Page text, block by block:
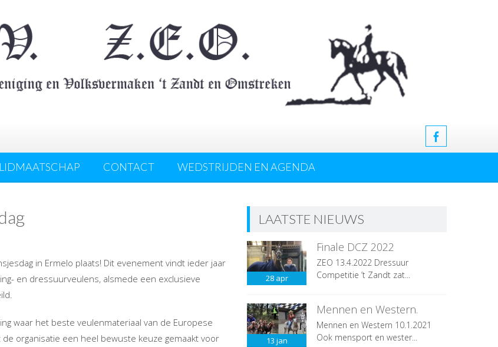
LIDMAATSCHAP CONTACT WEDSTRIJDEN EN AGENDA
in Ermelo plaats! Dit evenement vindt ieder jaar
en dressuurveulens, alsmede een exclusieve
waar het beste veulenmateriaal van de Europese
organisatie een heel bewuste keuze gemaakt voor
LAATSTE NIEUWS
28 apr
Finale DCZ 2022
ZEO 13.4.2022 Dressuur
Competitie ’t Zandt zat...
13 jan
Mennen en Western.
Mennen en Western 10.1.2021
Ook mensport en wester...